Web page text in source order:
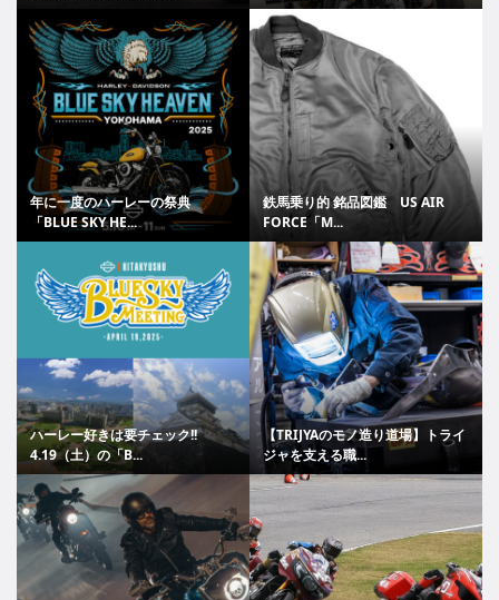
年に一度のハーレーの祭典
「BLUE SKY HE...
鉄馬乗り的 銘品図鑑 US AIR
FORCE「M...
ハーレー好きは要チェック!!
4.19（土）の「B...
【TRIJYAのモノ造り道場】トライ
ジャを支える職...